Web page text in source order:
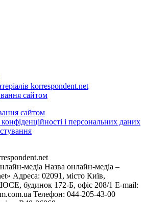
korrespondent.net
сайтом
сайтом
і персональних даних
медіа Назва онлайн-медіа –
Адреса: 02091, місто Київ,
будинок 172-Б, офіс 208/1 E-mail:
Телефон: 044-205-43-00